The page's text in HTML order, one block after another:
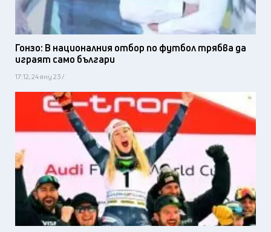
Гонзо: В националния отбор по футбол трябва да
играят само българи
17:12, 24 яну 23 /